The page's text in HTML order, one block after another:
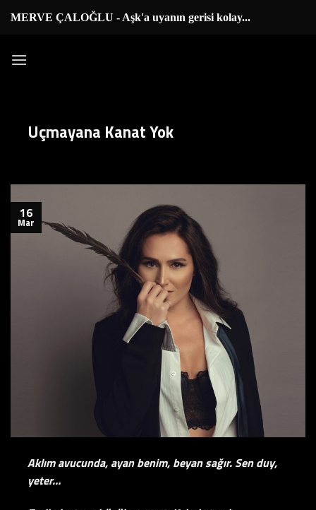
atlaMERVE ÇALOĞLU - Aşk'a uyanın gerisi kolay...
Uçmayana Kanat Yok
16
Mar
Aklım avucunda, ayan benim, beyan sağır. Sen duy,
yeter…